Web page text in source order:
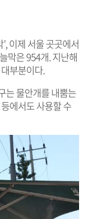
이제 서울 곳곳에서
막은 954개. 지난해
부분이다.
는 물안개를 내뿜는
에서도 사용할 수